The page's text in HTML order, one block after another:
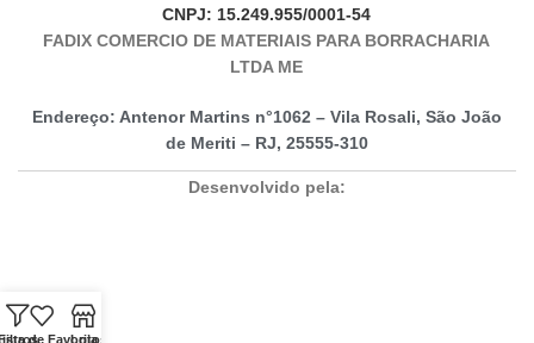
CNPJ: 15.249.955/0001-54
FADIX COMERCIO DE MATERIAIS PARA BORRACHARIA
LTDA ME
Endereço: Antenor Martins n°1062 – Vila Rosali, São João
de Meriti – RJ, 25555-310
Desenvolvido pela:
de Favoritos
Loja